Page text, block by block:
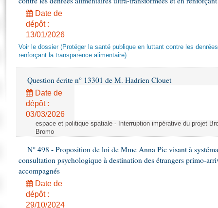
Propositions de loi
Amendements
Textes adoptés
Rapports d'information
Rapports d'enquête
Rapports législatifs
Rapports sur l'application des lois
Baromètre de l’application des lois
Dossiers législatifs
Questions écrites et orales
Comptes rendus des débats
Juniors
Anciennes législatures
Liens vers les sites publics
Photos libres de droit
Date de
dépôt :
13/01/2026
Voir le dossier (Protéger la santé publique en luttant contre les
renforçant la transparence alimentaire)
Question écrite n° 13301 de M. Hadrien Clouet
Date de
dépôt :
03/03/2026
espace et politique spatiale - Interruption impérative du projet
Bromo
N° 498 - Proposition de loi de Mme Anna Pic visant à
consultation psychologique à destination des étrangers primo-
accompagnés
Date de
dépôt :
29/10/2024